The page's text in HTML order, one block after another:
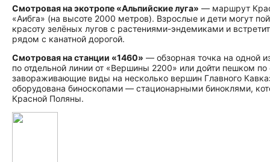
Смотровая на экотропе «Альпийские луга» — маршрут
«Аибга» (на высоте 2000 метров). Взрослые и дети могут
красоту зелёных лугов с растениями-эндемиками и
рядом с канатной дорогой.
Смотровая на станции «1460» — обзорная точка на одной
по отдельной линии от «Вершины 2200» или дойти пешком
завораживающие виды на несколько вершин Главного
оборудована биноскопами — стационарными биноклями,
Красной Поляны.